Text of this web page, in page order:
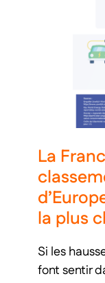
La
la plus
Si les
font sentir